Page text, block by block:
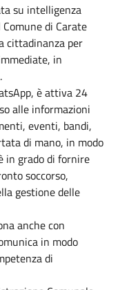
su intelligenza
di Carate
cittadinanza per
in
è attiva 24
alle informazioni
eventi, bandi,
di mano, in modo
in grado di fornire
soccorso,
gestione delle
anche con
in modo
di